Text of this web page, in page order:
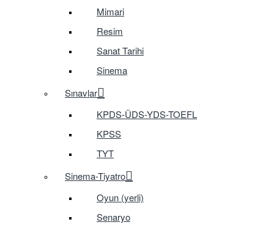
Mimari
Resim
Sanat Tarihi
Sinema
Sınavlar
KPDS-ÜDS-YDS-TOEFL
KPSS
TYT
Sinema-Tiyatro
Oyun (yerli)
Senaryo